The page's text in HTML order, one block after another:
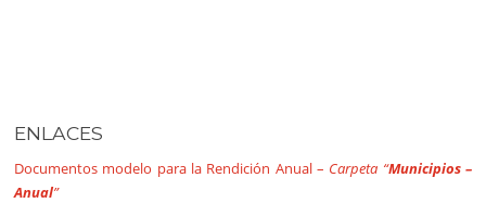
ENLACES
Documentos modelo para la Rendición Anual – Carpeta “Municipios –
Anual”